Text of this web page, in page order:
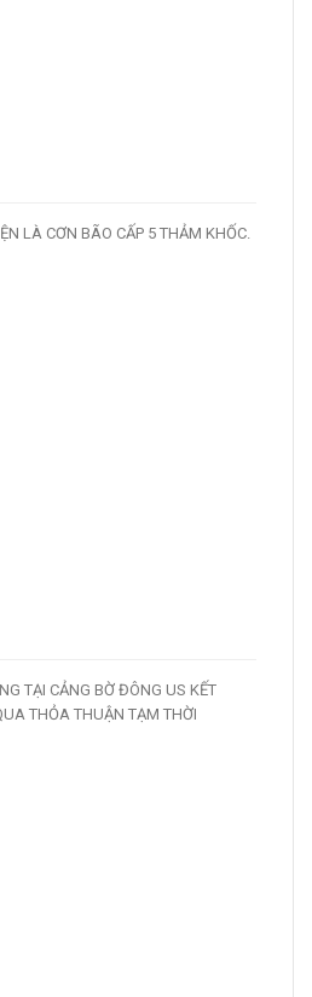
LÀ CƠN BÃO CẤP 5 THẢM KHỐC.
TẠI CẢNG BỜ ĐÔNG US KẾT
THỎA THUẬN TẠM THỜI